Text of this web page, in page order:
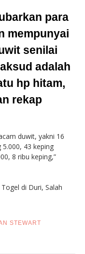
para
mempunyai
senilai
adalah
hp hitam,
rekap
duwit, yakni 16
43 keping
8 ribu keping,”
di Duri, Salah
STEWART